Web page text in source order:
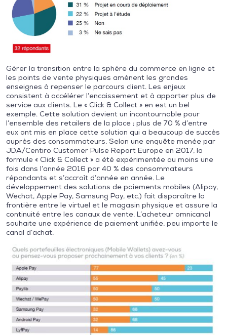
Gérer la transition entre la sphère du commerce en ligne et
les points de vente physiques amènent les grandes
enseignes à repenser le parcours client. Les enjeux
consistent à accélérer l’encaissement et à apporter plus de
service aux clients. Le « Click & Collect » en est un bel
exemple. Cette solution devient un incontournable pour
l’ensemble des retailers de la place ; plus de 70 % d’entre
eux ont mis en place cette solution qui a beaucoup de succès
auprès des consommateurs. Selon une enquête menée par
JDA/Centiro Customer Pulse Report Europe en 2017, la
formule « Click & Collect » a été expérimentée au moins une
fois dans l’année 2016 par 40 % des consommateurs
répondants et s’accroît d’année en année. Le
développement des solutions de paiements mobiles (Alipay,
Wechat, Apple Pay, Samsung Pay, etc.) fait disparaître la
frontière entre le virtuel et le magasin physique et assure la
continuité entre les canaux de vente. L’acheteur omnicanal
souhaite une expérience de paiement unifiée, peu importe le
canal d’achat.